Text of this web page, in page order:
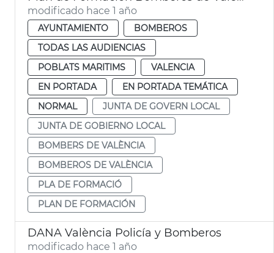
modificado hace 1 año
AYUNTAMIENTO
BOMBEROS
TODAS LAS AUDIENCIAS
POBLATS MARITIMS
VALENCIA
EN PORTADA
EN PORTADA TEMÁTICA
NORMAL
JUNTA DE GOVERN LOCAL
JUNTA DE GOBIERNO LOCAL
BOMBERS DE VALÈNCIA
BOMBEROS DE VALÈNCIA
PLA DE FORMACIÓ
PLAN DE FORMACIÓN
DANA València Policía y Bomberos
modificado hace 1 año